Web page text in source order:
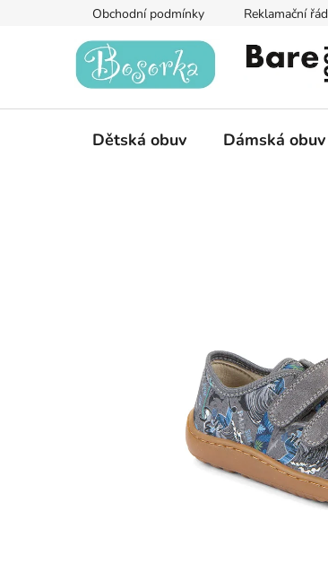
Obchodní podmínky Reklamační řád
Dětská obuv Dámská obuv